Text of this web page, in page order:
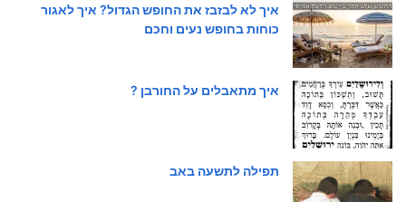
איך לא לבזבז את החופש הגדול? איך לאגור
כוחות בחופש נעים וחכם
איך מתאבלים על החורבן ?
תפילה לתשעה באב